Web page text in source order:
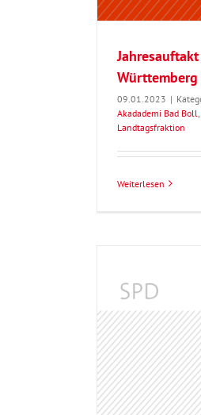
Württemberg
09.01.2023 |
Akadademi Bad Boll
Landtagsfraktion
Weiterlesen